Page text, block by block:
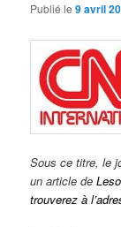
Publié le9 avril
Sous ce titre, le
un article de
trouverez à